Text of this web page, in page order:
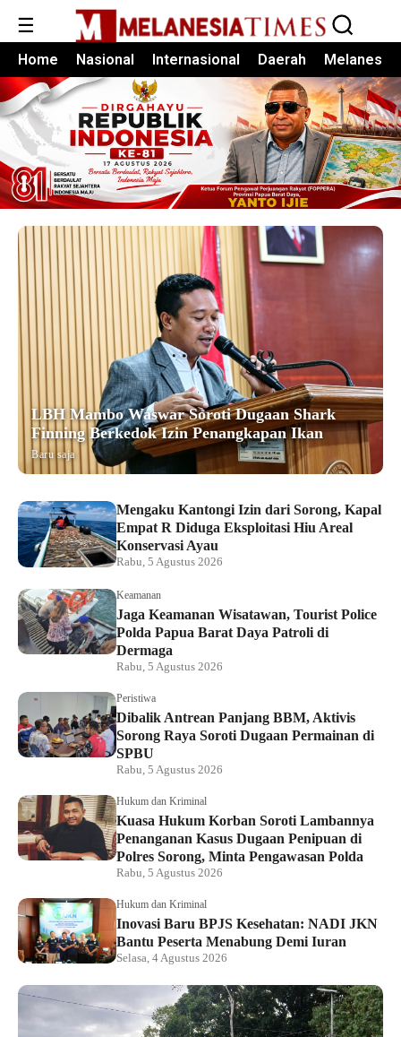
☰
Home Nasional Internasional Daerah Melanesia
LBH Mambo Waswar Soroti Dugaan Shark
Finning Berkedok Izin Penangkapan Ikan
Baru saja
Mengaku Kantongi Izin dari Sorong, Kapal
Empat R Diduga Eksploitasi Hiu Areal
Konservasi Ayau
Rabu, 5 Agustus 2026
Keamanan
Jaga Keamanan Wisatawan, Tourist Police
Polda Papua Barat Daya Patroli di
Dermaga
Rabu, 5 Agustus 2026
Peristiwa
Dibalik Antrean Panjang BBM, Aktivis
Sorong Raya Soroti Dugaan Permainan di
SPBU
Rabu, 5 Agustus 2026
Hukum dan Kriminal
Kuasa Hukum Korban Soroti Lambannya
Penanganan Kasus Dugaan Penipuan di
Polres Sorong, Minta Pengawasan Polda
Rabu, 5 Agustus 2026
Hukum dan Kriminal
Inovasi Baru BPJS Kesehatan: NADI JKN
Bantu Peserta Menabung Demi Iuran
Selasa, 4 Agustus 2026